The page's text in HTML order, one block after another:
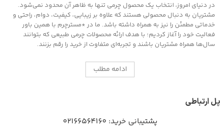
در دنیای امروز، انتخاب یک محصول چرمی تنها به ظاهر آن محدود نمی‌شود.
مشتریان به دنبال محصولی هستند که علاوه بر زیبایی، کیفیت، دوام، راحتی و
خدماتی مطمئن را نیز به همراه داشته باشد. ما در *مسترچرم با همین باور
فعالیت خود را آغاز کردیم؛ با هدف ارائه محصولات چرمی طبیعی که بتوانند
سال‌ها همراه مشتریان باشند و تجربه‌ای متفاوت از خرید را رقم بزنند.
ادامه مطلب
پل ارتباطی
پشتیبانی خرید: 02166564160